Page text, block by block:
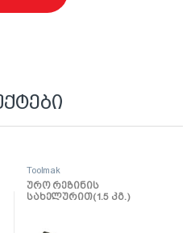
Toolmak
ურო რეზინის
სახელურით(1.5 კგ.)